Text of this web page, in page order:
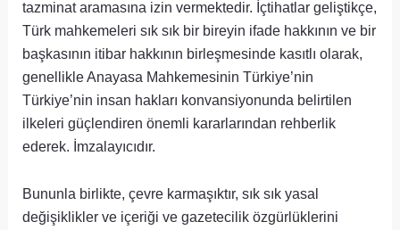
tazminat aramasına izin vermektedir. İçtihatlar geliştikçe,
Türk mahkemeleri sık sık bir bireyin ifade hakkının ve bir
başkasının itibar hakkının birleşmesinde kasıtlı olarak,
genellikle Anayasa Mahkemesinin Türkiye’nin
Türkiye’nin insan hakları konvansiyonunda belirtilen
ilkeleri güçlendiren önemli kararlarından rehberlik
ederek. İmzalayıcıdır.
Bununla birlikte, çevre karmaşıktır, sık sık yasal
değişiklikler ve içeriği ve gazetecilik özgürlüklerini